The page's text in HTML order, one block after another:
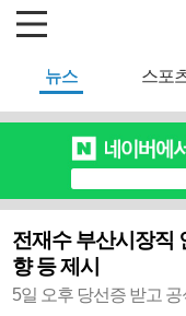
뉴스 스포
전재수 부산시장직
향 등 제시
5일 오후 당선증 받고